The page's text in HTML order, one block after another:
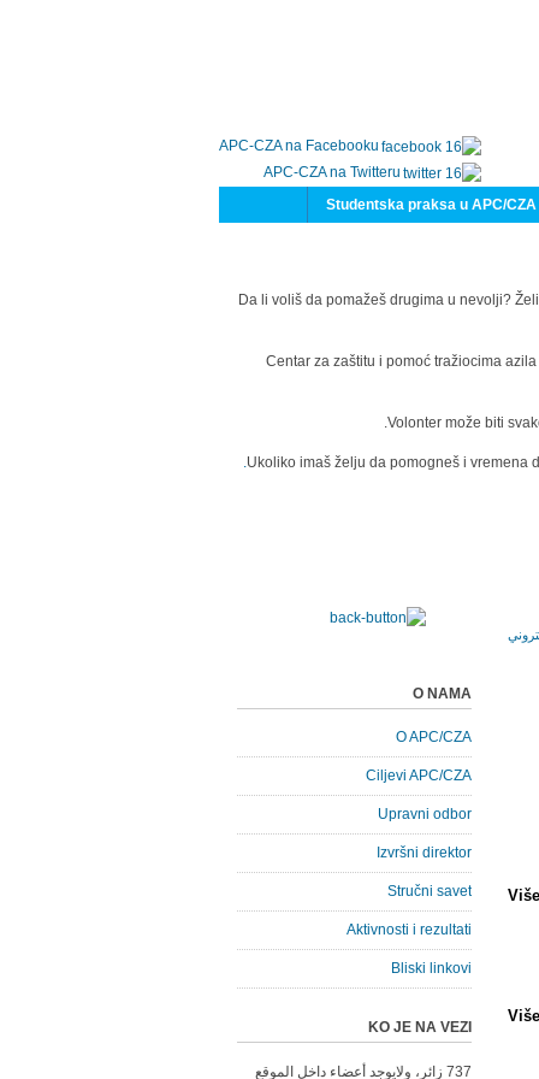
APC-CZA na Facebooku
APC-CZA na Twitteru
Studentska praksa u APC/CZA
Da li voliš da pomažeš drugima u nevolji?
Centar za zaštitu i pomoć tražiocima
Volonter može biti
Ukoliko imaš želju da pomogneš i vremena
O NAMA
O APC/CZA
Ciljevi APC/CZA
Upravni odbor
Izvršni direktor
Stručni savet
Aktivnosti i rezultati
Bliski linkovi
KO JE NA VEZI
737 زائر، ولايوجد أعضاء داخل الموقع